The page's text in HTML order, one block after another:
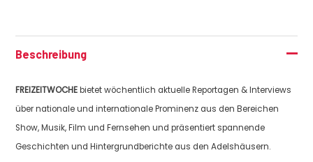
Beschreibung
FREIZEITWOCHEbietet wöchentlich aktuelle Reportagen & Interviews
über nationale und internationale Prominenz aus den Bereichen
Show, Musik, Film und Fernsehen und präsentiert spannende
Geschichten und Hintergrundberichte aus den Adelshäusern.